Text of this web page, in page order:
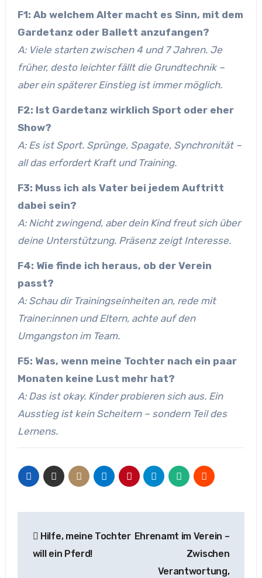
F1: Ab welchem Alter macht es Sinn, mit dem
Gardetanz oder Ballett anzufangen?
A: Viele starten zwischen 4 und 7 Jahren. Je
früher, desto leichter fällt die Grundtechnik –
aber ein späterer Einstieg ist immer möglich.
F2: Ist Gardetanz wirklich Sport oder eher
Show?
A: Es ist Sport. Sprünge, Spagate, Synchronität –
all das erfordert Kraft und Training.
F3: Muss ich als Vater bei jedem Auftritt
dabei sein?
A: Nicht zwingend, aber dein Kind freut sich über
deine Unterstützung. Präsenz zeigt Interesse.
F4: Wie finde ich heraus, ob der Verein
passt?
A: Schau dir Trainingseinheiten an, rede mit
Trainer:innen und Eltern, achte auf den
Umgangston im Team.
F5: Was, wenn meine Tochter nach ein paar
Monaten keine Lust mehr hat?
A: Das ist okay. Kinder probieren sich aus. Ein
Ausstieg ist kein Scheitern – sondern Teil des
Lernens.
Hilfe, meine Tochter
will ein Pferd!
Ehrenamt im Verein –
Zwischen
Verantwortung,